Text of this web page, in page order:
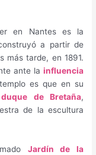
en Nantes es la
a partir de
más tarde, en 1891.
ante la influencia
es que en su
de Bretaña,
de la escultura
Jardín de la